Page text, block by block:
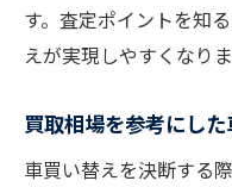
す。査定ポイントを知
えが実現しやすくなりま
買取相場を参考にし
車買い替えを決断する